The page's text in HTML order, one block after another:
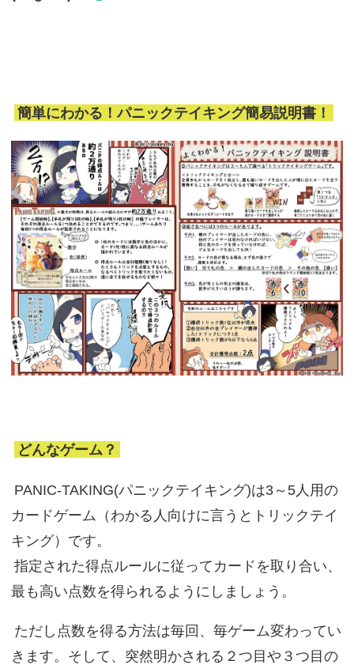
簡単にわかる！パニックテイキング簡易説明書！
どんなゲーム？
PANIC-TAKING(パニックテイキング)は3～5人用の
カードゲーム（わかる人向けに言うとトリックテイ
キング）です。
指定された得点ルールに従ってカードを取り合い、
最も高い点数を得られるようにしましょう。
ただし点数を得る方法は毎回、毎ゲーム変わってい
きます。そして、突然明かされる２つ目や３つ目の